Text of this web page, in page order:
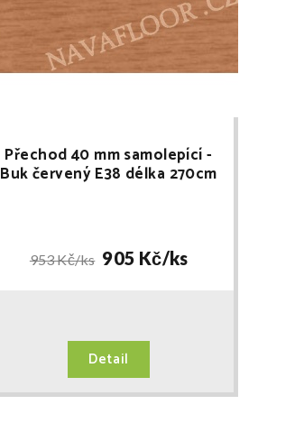
Přechod 40 mm samolepící -
Buk červený E38 délka 270cm
953 Kč/ks 905 Kč/ks
Detail